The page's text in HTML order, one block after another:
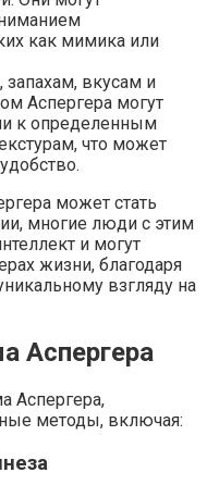
как мимика или
запахам, вкусам и
Аспергера могут
к определенным
что может
может стать
многие люди с этим
и могут
жизни, благодаря
взгляду на
Аспергера
Аспергера,
методы, включая: